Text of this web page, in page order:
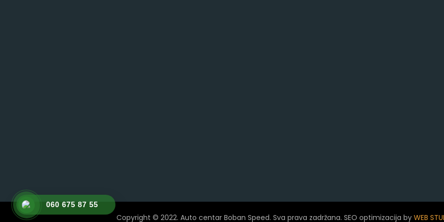
Copyright © 2022. Auto centar Boban Speed. Sva prava zadržana. SEO optimizacija by WEB
060 675 87 55